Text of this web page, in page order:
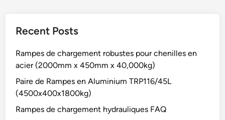
Recent Posts
Rampes de chargement robustes pour chenilles en
acier (2000mm x 450mm x 40,000kg)
Paire de Rampes en Aluminium TRP116/45L
(4500x400x1800kg)
Rampes de chargement hydrauliques FAQ